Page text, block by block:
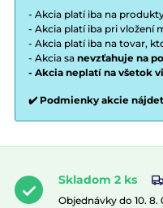
- Akcia platí iba na
- Akcia platí iba pri vložení
- Akcia platí iba na tovar,
- Akcia sa nevzťahuje na
- Akcia neplatí na všetok
✔️ Podmienky akcie
Skladom 2 ks
Objednávky do 10.